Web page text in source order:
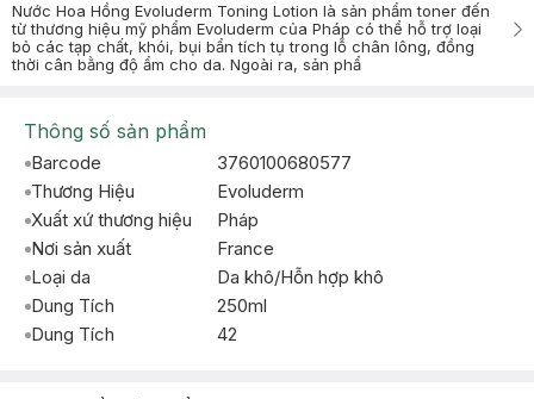
Nước Hoa Hồng Evoluderm Toning Lotion là sản phẩm toner đến
từ thương hiệu mỹ phẩm Evoluderm của Pháp có thể hỗ trợ loại
bỏ các tạp chất, khói, bụi bẩn tích tụ trong lỗ chân lông, đồng
thời cân bằng độ ẩm cho da. Ngoài ra, sản phẩ
Thông số sản phẩm
Barcode
3760100680577
Thương Hiệu
Evoluderm
Xuất xứ thương hiệu
Pháp
Nơi sản xuất
France
Loại da
Da khô/Hỗn hợp khô
Dung Tích
250ml
Dung Tích
42